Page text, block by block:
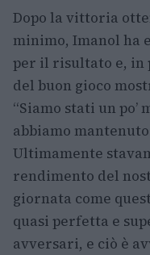
Dopo la vittoria
minimo, Imanol ha
per il risultato e, in
del buon gioco
“Siamo stati un
abbiamo
Ultimamente
rendimento del
giornata come
quasi perfetta e
avversari, e ciò è